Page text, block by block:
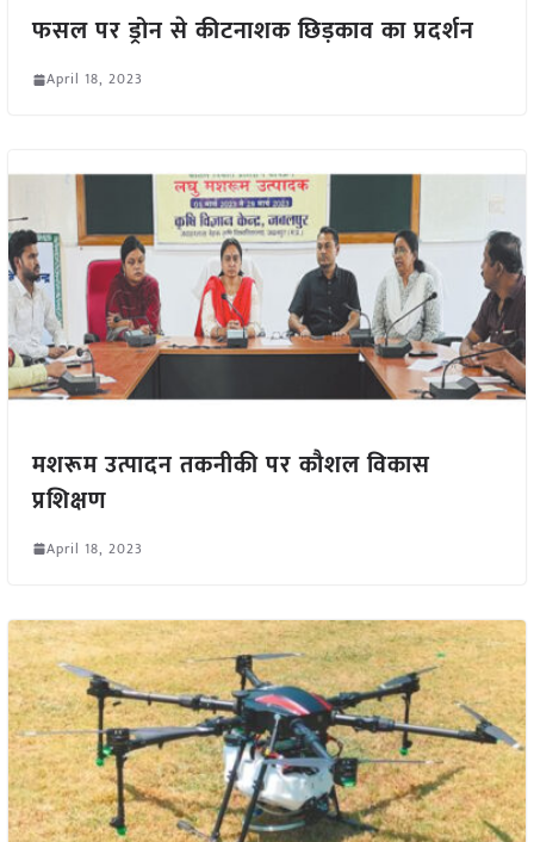
फसल पर ड्रोन से कीटनाशक छिड़काव का प्रदर्शन
April 18, 2023
मशरूम उत्पादन तकनीकी पर कौशल विकास
प्रशिक्षण
April 18, 2023